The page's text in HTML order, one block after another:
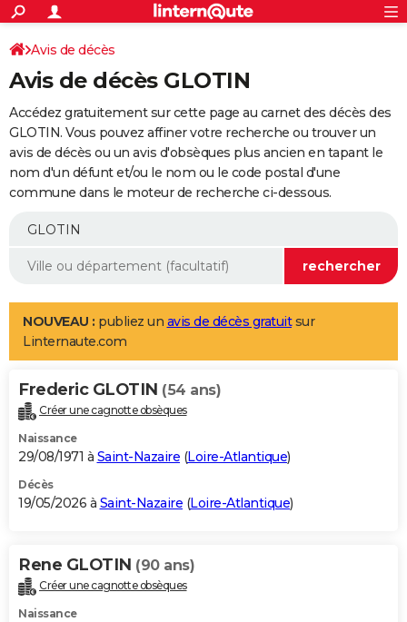
ACTUALITÉS
Politique
Société
Faits Divers
Education
Monde
Villes
+
SPORT
Coupe du monde 2026
Football
Tennis
Cyclisme
Rugby
Forum
Programme TV
TNT
Streaming
Cinéma
Sorties cinéma
Musique
+
FINANCE
Retraite
Epargne
Immobilier
Risques naturels par ville
Banque
Assurance
AUTO
Essais
Réserver un essai
Citadines
Berlines
SUV
Forum auto
+
Mobiles
Meilleur smartphone
Internet
Ordinateurs
Jeux vidéo
Guide high-tech
Aménagement intérieur
LIFESTYLE
Art de vivre
Bien-être
Loisirs
Mode
Modes de vie
Alimentation
Guide de la santé
Maladies
Médicaments
Sommeil
VOYAGE
Destinations
City break
Voyage nature
Voyage de noces
Forum
Climat
+PHOTO
GUIDES D'ACHAT
BONS PLANS
Carte de Noël
Carte Bonne année
Carte Saint-Valentin
Carte Pâques
Carte d'anniversaire
DICTIONNAIRE
Dictionnaire
Biographies
Citations
Expressions
Proverbes
PROGRAMME TV
Avis de décès
Avis de décès GLOTIN
Accédez gratuitement sur cette page au carnet des décès des
GLOTIN. Vous pouvez affiner votre recherche ou trouver un
avis de décès ou un avis d'obsèques plus ancien en tapant le
nom d'un défunt et/ou le nom ou le code postal d'une
commune dans le moteur de recherche ci-dessous.
NOUVEAU : publiez un avis de décès gratuitsur
Linternaute.com
Frederic GLOTIN (54 ans)
Créer une cagnotte obsèques
Naissance
29/08/1971 à Saint-Nazaire (Loire-Atlantique)
Décès
19/05/2026 à Saint-Nazaire (Loire-Atlantique)
Rene GLOTIN (90 ans)
Créer une cagnotte obsèques
Naissance